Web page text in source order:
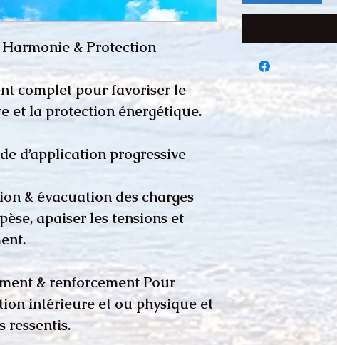
& Protection
complet pour favoriser le
et la protection énergétique.
d’application progressive
& évacuation des charges
apaiser les tensions et
& renforcement Pour
intérieure et ou physique et
ressentis.